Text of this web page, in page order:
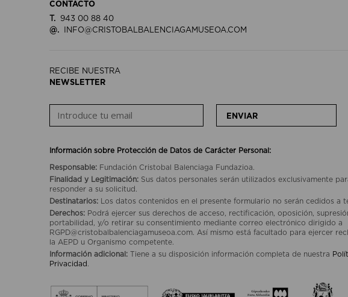
CONTACTO
T.
943 00 88 40
@.
INFO@CRISTOBALBALENCIAGAMUSEOA.COM
RECIBE NUESTRA
NEWSLETTER
ENVIAR
Información sobre Protección de Datos de Carácter Personal:
Responsable: Fundación Cristobal Balenciaga Fundazioa.
Finalidad y Legitimación: Sus datos personales serán utilizados exclusivamente
responder a su solicitud.
Destinatarios:
Los datos contenidos en el presente formulario no serán cedidos a
Derechos: Podrá ejercer sus derechos de acceso, rectificación, oposición,
portabilidad, y/o retirar su consentimiento mediante correo electrónico dirigido a
RGPD@cristobalbalenciagamuseoa.com. Así mismo está facultado para ejercer
la AEPD u Organismo competente.
Información adicional: Tiene a su disposición información completa de nuestra
Privacidad .